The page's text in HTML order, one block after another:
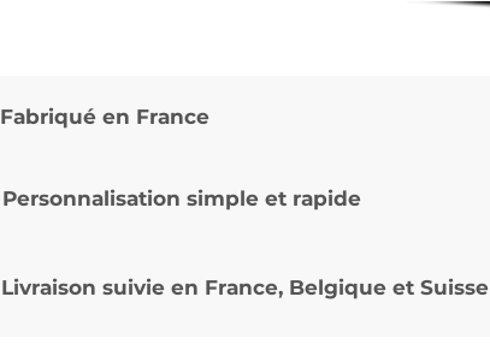
Fabriqué en France
Personnalisation simple et rapide
Livraison suivie en France, Belgique et Suisse